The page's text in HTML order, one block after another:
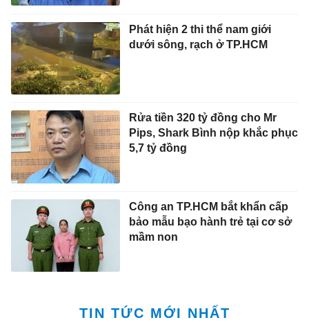
Phát hiện 2 thi thể nam giới
dưới sông, rạch ở TP.HCM
Rửa tiền 320 tỷ đồng cho Mr
Pips, Shark Bình nộp khắc phục
5,7 tỷ đồng
Công an TP.HCM bắt khẩn cấp
bảo mẫu bạo hành trẻ tại cơ sở
mầm non
TIN TỨC MỚI NHẤT